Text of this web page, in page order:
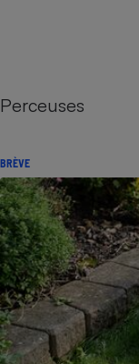
Perceuses
BRÈVE